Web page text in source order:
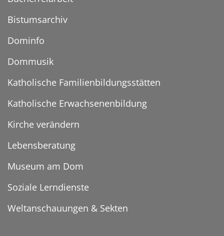
Bistumsarchiv
Dominfo
Dommusik
Katholische Familienbildungsstätten
Katholische Erwachsenenbildung
Kirche verändern
Lebensberatung
Museum am Dom
Soziale Lerndienste
Weltanschauungen & Sekten